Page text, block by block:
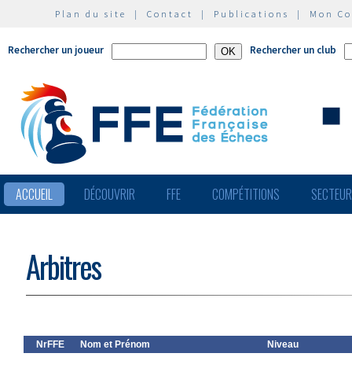
Plan du site | Contact | Publications | Mon
Rechercher un joueur Rechercher un club
ACCUEIL DÉCOUVRIR FFE COMPÉTITIONS
Arbitres
NrFFE Nom et Prénom Niveau